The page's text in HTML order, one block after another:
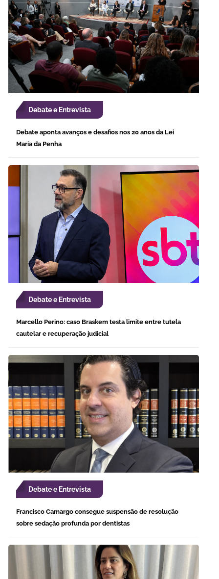
Debate e Entrevista
Debate aponta avanços e desafios nos 20 anos da Lei
Maria da Penha
Debate e Entrevista
Marcello Perino: caso Braskem testa limite entre tutela
cautelar e recuperação judicial
Debate e Entrevista
Francisco Camargo consegue suspensão de resolução
sobre sedação profunda por dentistas